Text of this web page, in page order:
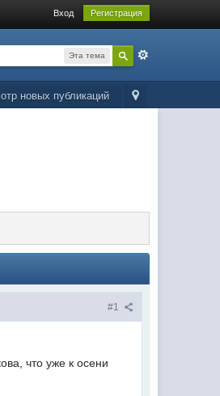
Вход Регистрация
Эта тема
новых публикаций
#1
что уже к осени